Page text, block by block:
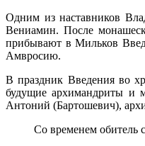
Одним из наставников
Вениамин. После
прибывают в Мильков
Амвросию.
В праздник Введения во
будущие архимандриты и
Антоний (Бартошевич),
Со временем обитель